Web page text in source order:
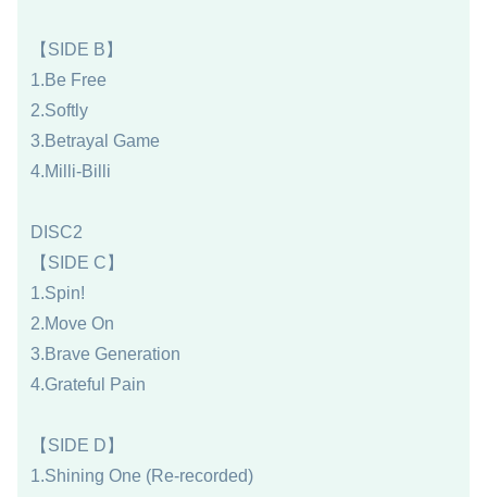
【SIDE B】
1.Be Free
2.Softly
3.Betrayal Game
4.Milli-Billi
DISC2
【SIDE C】
1.Spin!
2.Move On
3.Brave Generation
4.Grateful Pain
【SIDE D】
1.Shining One (Re-recorded)